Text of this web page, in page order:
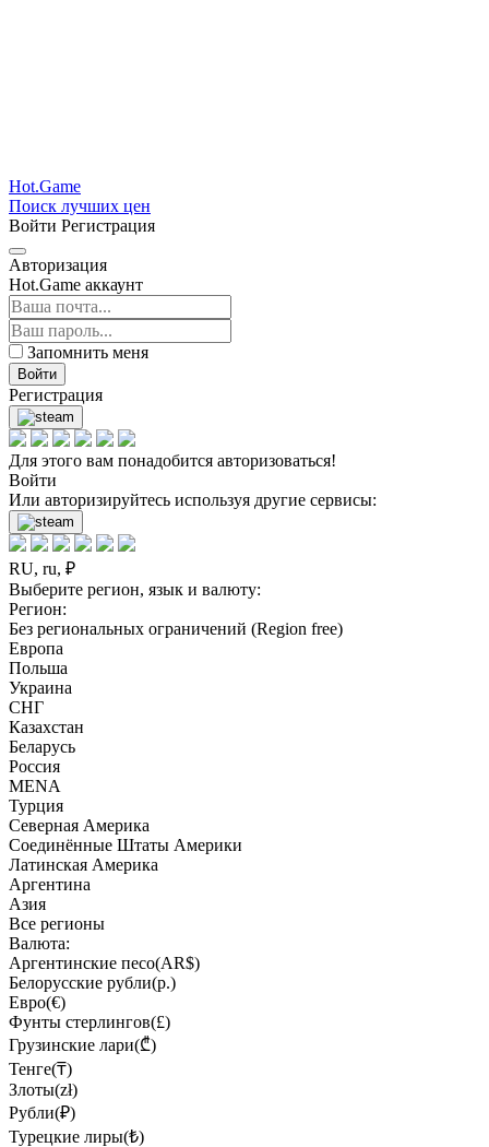
Hot.Game
Поиск лучших цен
Войти Регистрация
Авторизация
Hot.Game аккаунт
Запомнить меня
Войти
Регистрация
Для этого вам понадобится авторизоваться!
Войти
Или авторизируйтесь используя другие сервисы:
RU, ru, ₽
Выберите регион, язык и валюту:
Регион:
Без региональных ограничений (Region free)
Европа
Польша
Украина
СНГ
Казахстан
Беларусь
Россия
MENA
Турция
Северная Америка
Соединённые Штаты Америки
Латинская Америка
Аргентина
Азия
Все регионы
Валюта:
Аргентинские песо(AR$)
Белорусские рубли(р.)
Евро(€)
Фунты стерлингов(£)
Грузинские лари(₾)
Тенге(₸)
Злоты(zł)
Рубли(₽)
Турецкие лиры(₺)